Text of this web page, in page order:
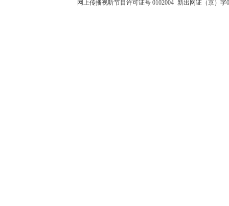
网上传播视听节目许可证号 0102004 新出网证（京）